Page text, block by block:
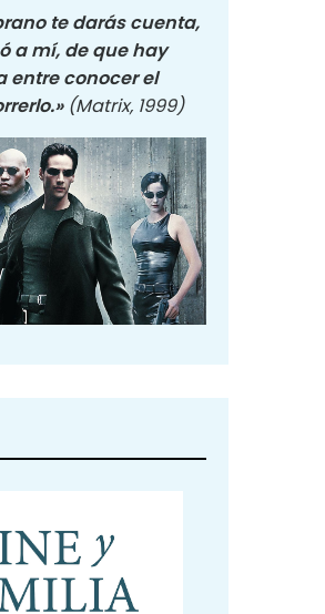
te darás cuenta,
a mí, de que hay
entre conocer el
(Matrix, 1999)